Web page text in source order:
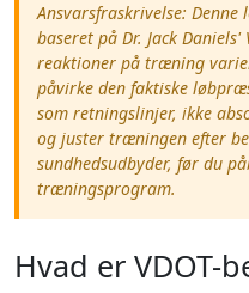
Ansvarsfraskrivelse:
baseret på Dr. Jack
reaktioner på træning
påvirke den faktiske
som retningslinjer, ikke
og juster træningen efter
sundhedsudbyder, før du
træningsprogram.
Hvad er VDOT-